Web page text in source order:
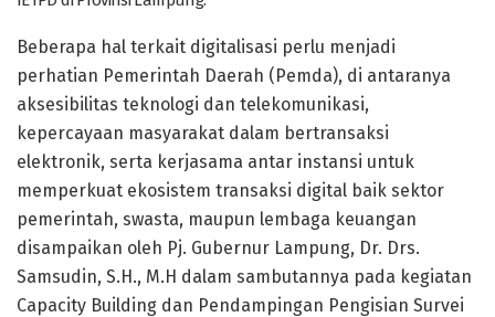
Beberapa hal terkait digitalisasi perlu menjadi
perhatian Pemerintah Daerah (Pemda), di antaranya
aksesibilitas teknologi dan telekomunikasi,
kepercayaan masyarakat dalam bertransaksi
elektronik, serta kerjasama antar instansi untuk
memperkuat ekosistem transaksi digital baik sektor
pemerintah, swasta, maupun lembaga keuangan
disampaikan oleh Pj. Gubernur Lampung, Dr. Drs.
Samsudin, S.H., M.H dalam sambutannya pada kegiatan
Capacity Building dan Pendampingan Pengisian Survei